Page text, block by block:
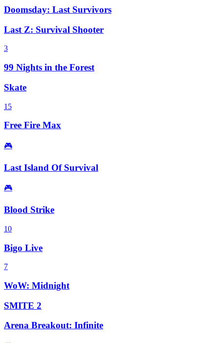
Doomsday: Last Survivors
Last Z: Survival Shooter
3
99 Nights in the Forest
Skate
15
Free Fire Max
🎮
Last Island Of Survival
🎮
Blood Strike
10
Bigo Live
7
WoW: Midnight
SMITE 2
Arena Breakout: Infinite